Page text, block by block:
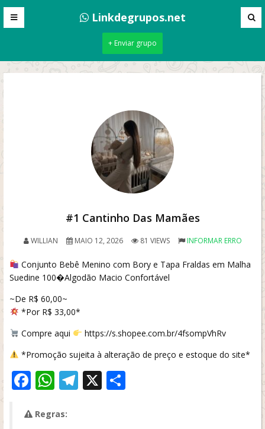
Linkdegrupos.net
+ Enviar grupo
#1 Cantinho Das Mamães
WILLIAN MAIO 12, 2026 81 VIEWS INFORMAR ERRO
Conjunto Bebê Menino com Bory e Tapa Fraldas em Malha
Suedine 100�Algodão Macio Confortável
~De R$ 60,00~
*Por R$ 33,00*
Compre aqui
https://s.shopee.com.br/4fsompVhRv
*Promoção sujeita à alteração de preço e estoque do site*
Facebook
WhatsApp
Telegram
X
Regras: